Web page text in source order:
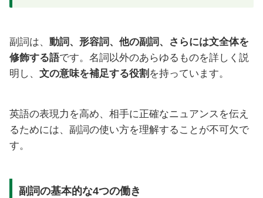
副詞は、 動詞、形容詞、他の副詞、さらには文全体を
修飾する語です。名詞以外のあらゆるものを詳しく説
明し、 文の意味を補足する役割 を持っています。
英語の表現力を高め、相手に正確なニュアンスを伝え
るためには、副詞の使い方を理解することが不可欠で
す。
副詞の基本的な4つの働き